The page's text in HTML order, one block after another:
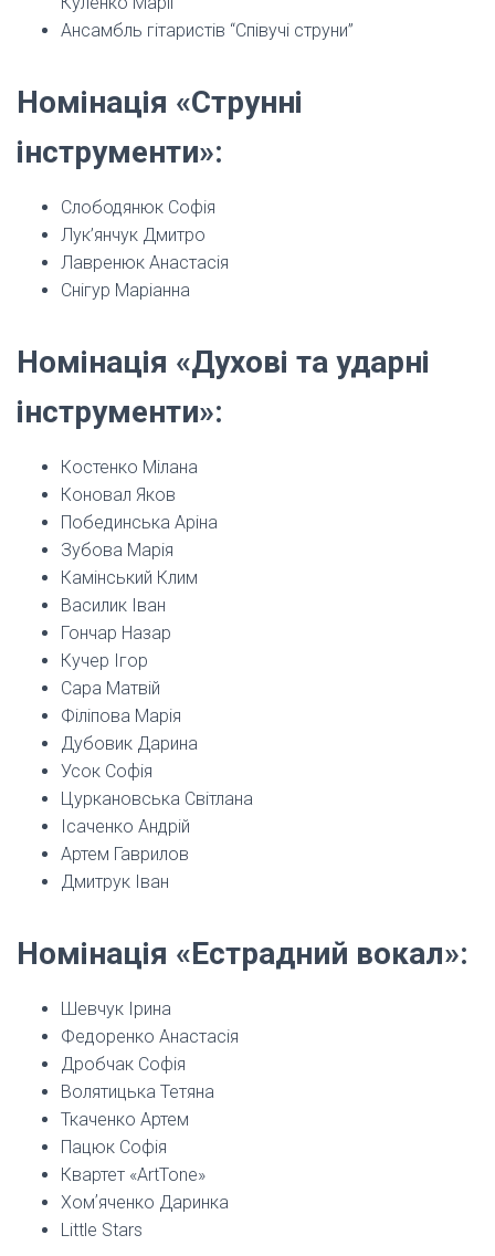
Ансамбль гітаристів “Співучі струни”
Номінація «Струнні
інструменти»:
Слободянюк Софія
Лук’янчук Дмитро
Лавренюк Анастасія
Снігур Маріанна
Номінація «Духові та ударні
інструменти»:
Костенко Мілана
Коновал Яков
Побединська Аріна
Зубова Марія
Камінський Клим
Василик Іван
Гончар Назар
Кучер Ігор
Сара Матвій
Філіпова Марія
Дубовик Дарина
Усок Софія
Цуркановська Світлана
Ісаченко Андрій
Артем Гаврилов
Дмитрук Іван
Номінація «Естрадний вокал»:
Шевчук Ірина
Федоренко Анастасія
Дробчак Софія
Волятицька Тетяна
Ткаченко Артем
Пацюк Софія
Квартет «ArtTone»
Хомʼяченко Даринка
Little Stars